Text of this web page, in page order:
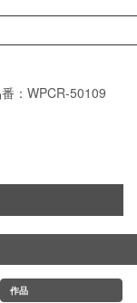
：WPCR-50109
作品